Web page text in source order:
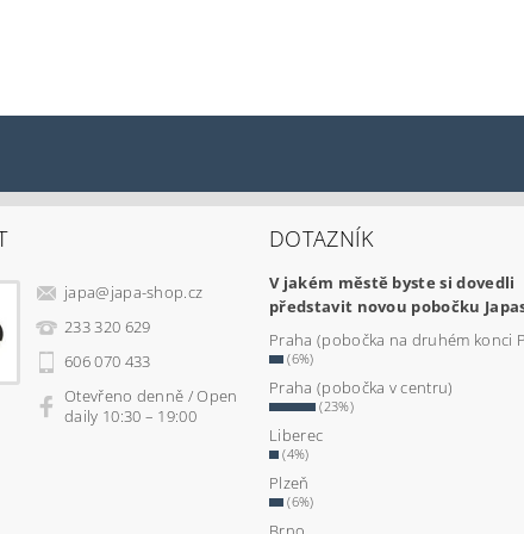
japa@japa-shop.cz
233 320 629
606 070 433
Otevřeno denně / Open
daily 10:30 – 19:00
DOTAZNÍK
V jakém městě byste si dovedli
představit novou pobočku
Praha (pobočka na druhém konci
(6%)
Praha (pobočka v centru)
(23%)
Liberec
(4%)
Plzeň
(6%)